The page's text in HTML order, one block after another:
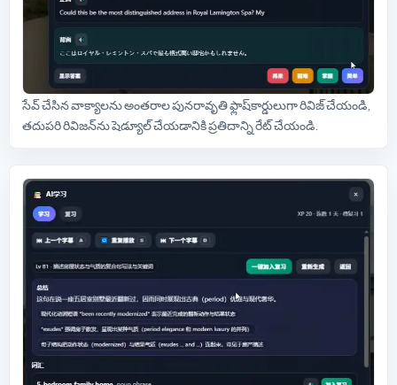
సేవ్ చేసిన వాక్యాలను అంతరాల పునరావృతి ఫ్లాష్‌కార్డులుగా రివిజ్ చేయండి,
తదుపరి రివిజన్‌ను షెడ్యూల్ చేయడానికి ప్రతిదాన్ని రేట్ చేయండి.